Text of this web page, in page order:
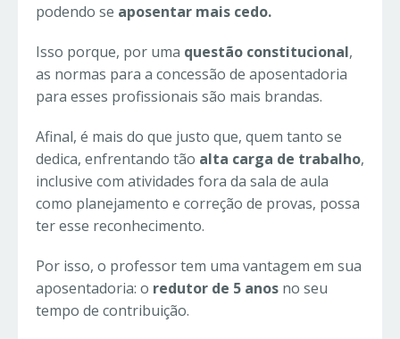
podendo se aposentar mais cedo.
Isso porque, por uma questão constitucional,
as normas para a concessão de aposentadoria
para esses profissionais são mais brandas.
Afinal, é mais do que justo que, quem tanto se
dedica, enfrentando tão alta carga de trabalho,
inclusive com atividades fora da sala de aula
como planejamento e correção de provas, possa
ter esse reconhecimento.
Por isso, o professor tem uma vantagem em sua
aposentadoria: o redutor de 5 anos no seu
tempo de contribuição.